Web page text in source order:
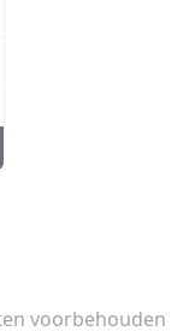
voorbehouden